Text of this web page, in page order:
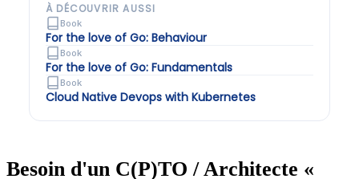
À DÉCOUVRIR AUSSI
Book
For the love of Go: Behaviour
Book
For the love of Go: Fundamentals
Book
Cloud Native Devops with Kubernetes
Besoin d'un C(P)TO / Architecte «